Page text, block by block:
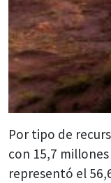
Por tipo de
con 15,7
representó el